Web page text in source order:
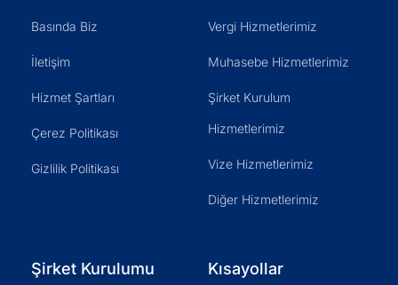
Basında Biz
İletişim
Hizmet Şartları
Çerez Politikası
Gizlilik Politikası
Vergi Hizmetlerimiz
Muhasebe Hizmetlerimiz
Şirket Kurulum
Hizmetlerimiz
Vize Hizmetlerimiz
Diğer Hizmetlerimiz
Şirket Kurulumu Kısayollar